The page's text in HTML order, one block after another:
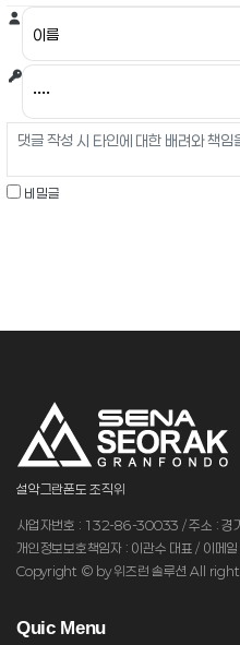
비밀글
설악그란폰도 조직위
사업자번호 : 132-86-30033 / 주소 : 경
개인정보보호책임자 : 이관수 대표 / 이
Copyright © by 위즈런 솔루션 All right
Quic Menu